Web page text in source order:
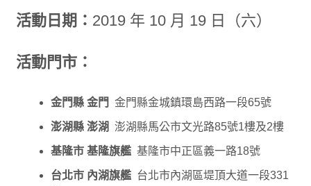
活動日期： 2019 年 10 月 19 日（六）
活動門市：
金門縣 金門 金門縣金城鎮環島西路一段65號
澎湖縣 澎湖 澎湖縣馬公市文光路85號1樓及2樓
基隆市 基隆旗艦基隆市中正區義一路18號
台北市 內湖旗艦台北市內湖區堤頂大道一段331